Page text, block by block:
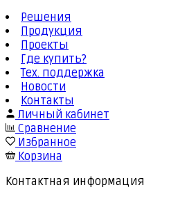
Решения
Продукция
Проекты
Где купить?
Тех. поддержка
Новости
Контакты
Личный кабинет
Сравнение
Избранное
Корзина
Контактная информация